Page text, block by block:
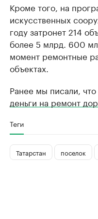
Кроме того, на
искусственных
году затронет 214
более 5 млрд. 600
момент ремонтные
объектах.
Ранее мы писали, что
деньги на ремонт
Теги
Татарстан поселок